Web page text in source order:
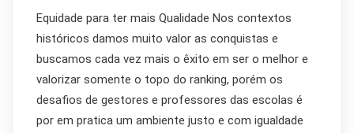
Equidade para ter mais Qualidade Nos contextos
históricos damos muito valor as conquistas e
buscamos cada vez mais o êxito em ser o melhor e
valorizar somente o topo do ranking, porém os
desafios de gestores e professores das escolas é
por em pratica um ambiente justo e com igualdade